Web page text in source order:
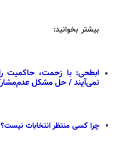
بیشتر بخوانید:
ابطحی: با زحمت، حاکمیت
نمی‌آیند / حل مشکل
چرا کسی منتظر انتخابات نیست؟